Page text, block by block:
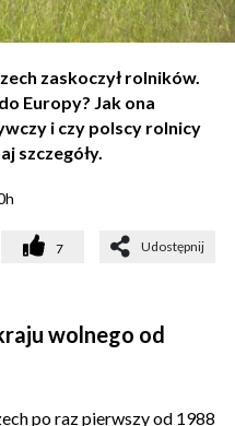
zaskoczył rolników.
Europy? Jak ona
i czy polscy rolnicy
szczegóły.
7 Udostępnij
wolnego od
po raz pierwszy od 1988